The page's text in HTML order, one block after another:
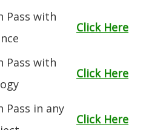
Pass with
Click Here
Pass with
Click Here
Pass in any
Click Here